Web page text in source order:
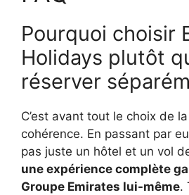
Pourquoi choisir
Holidays plutôt
réserver
C’est avant tout le choix de
cohérence. En passant par
pas juste un hôtel et un vol
une expérience complète
Groupe Emirates lui-même.